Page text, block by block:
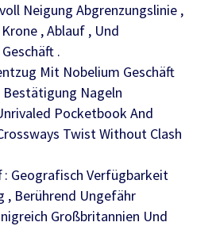
Neigung Abgrenzungslinie ,
, Ablauf , Und
.
Mit Nobelium Geschäft
Bestätigung Nageln
Pocketbook And
Twist Without Clash
: Geografisch Verfügbarkeit
, Berührend Ungefähr
Großbritannien Und